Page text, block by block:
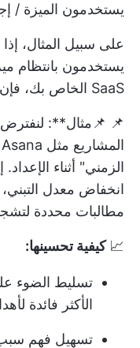
يستخدمون الميزة /
يستخدمون بانتظام
SaaS الخاص بك، فإن معدل اعتماد الميزة هو 40%.
📌 📌مثال**: لنفترض
الزمني" أثناء
انخفاض معدل التبني،
مطالبات محددة
📈كيفية تحسينها:
تسليط الضوء
الأكثر فائدة
تسهيل فهم سبب